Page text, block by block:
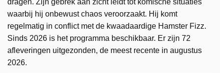
waarbij hij onbewust chaos veroorzaakt. Hij komt
regelmatig in conflict met de kwaadaardige Hamster Fizz.
Sinds 2026 is het programma beschikbaar. Er zijn 72
afleveringen uitgezonden, de meest recente in augustus
2026.